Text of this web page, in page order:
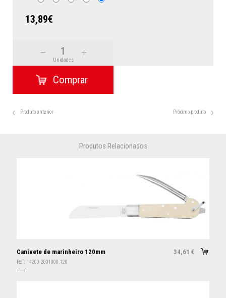
13,89€
Unidades
Produto anterior Próximo produto
Produtos Relacionados
Canivete de marinheiro 120mm 34,61 €
Ref: 14200.2031000.120